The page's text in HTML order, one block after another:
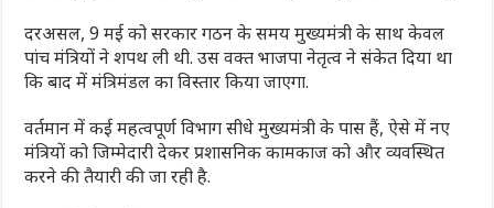
दरअसल, 9 मई को सरकार गठन के समय मुख्यमंत्री के साथ केवल
पांच मंत्रियों ने शपथ ली थी. उस वक्त भाजपा नेतृत्व ने संकेत दिया था
कि बाद में मंत्रिमंडल का विस्तार किया जाएगा.
वर्तमान में कई महत्वपूर्ण विभाग सीधे मुख्यमंत्री के पास हैं, ऐसे में नए
मंत्रियों को जिम्मेदारी देकर प्रशासनिक कामकाज को और व्यवस्थित
करने की तैयारी की जा रही है.